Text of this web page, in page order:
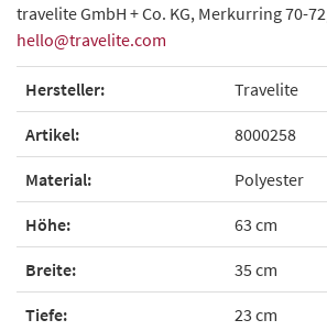
travelite GmbH + Co. KG, Merkurring 70-
hello@travelite.com
Hersteller: Travelite
Artikel: 8000258
Material: Polyester
Höhe: 63 cm
Breite: 35 cm
Tiefe: 23 cm